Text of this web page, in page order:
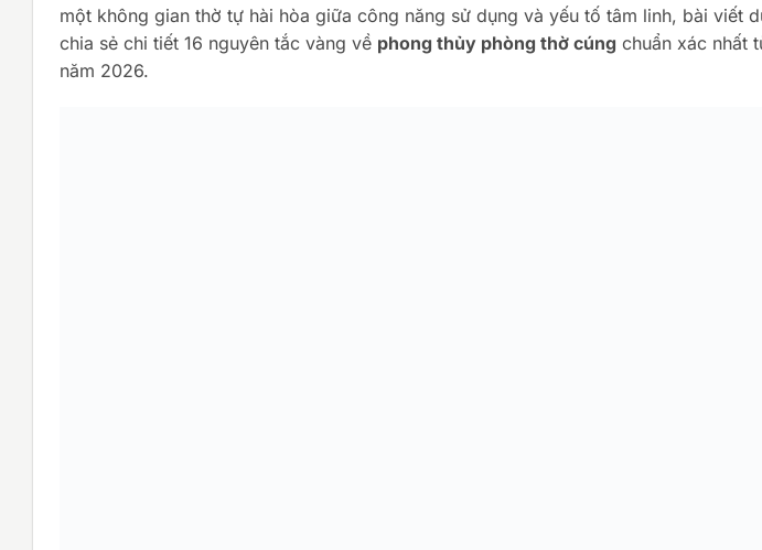
một không gian thờ tự hài hòa giữa công năng sử dụng và yếu tố tâm linh, bài viết
chia sẻ chi tiết 16 nguyên tắc vàng về phong thủy phòng thờ cúng chuẩn xác nhất
năm 2026.